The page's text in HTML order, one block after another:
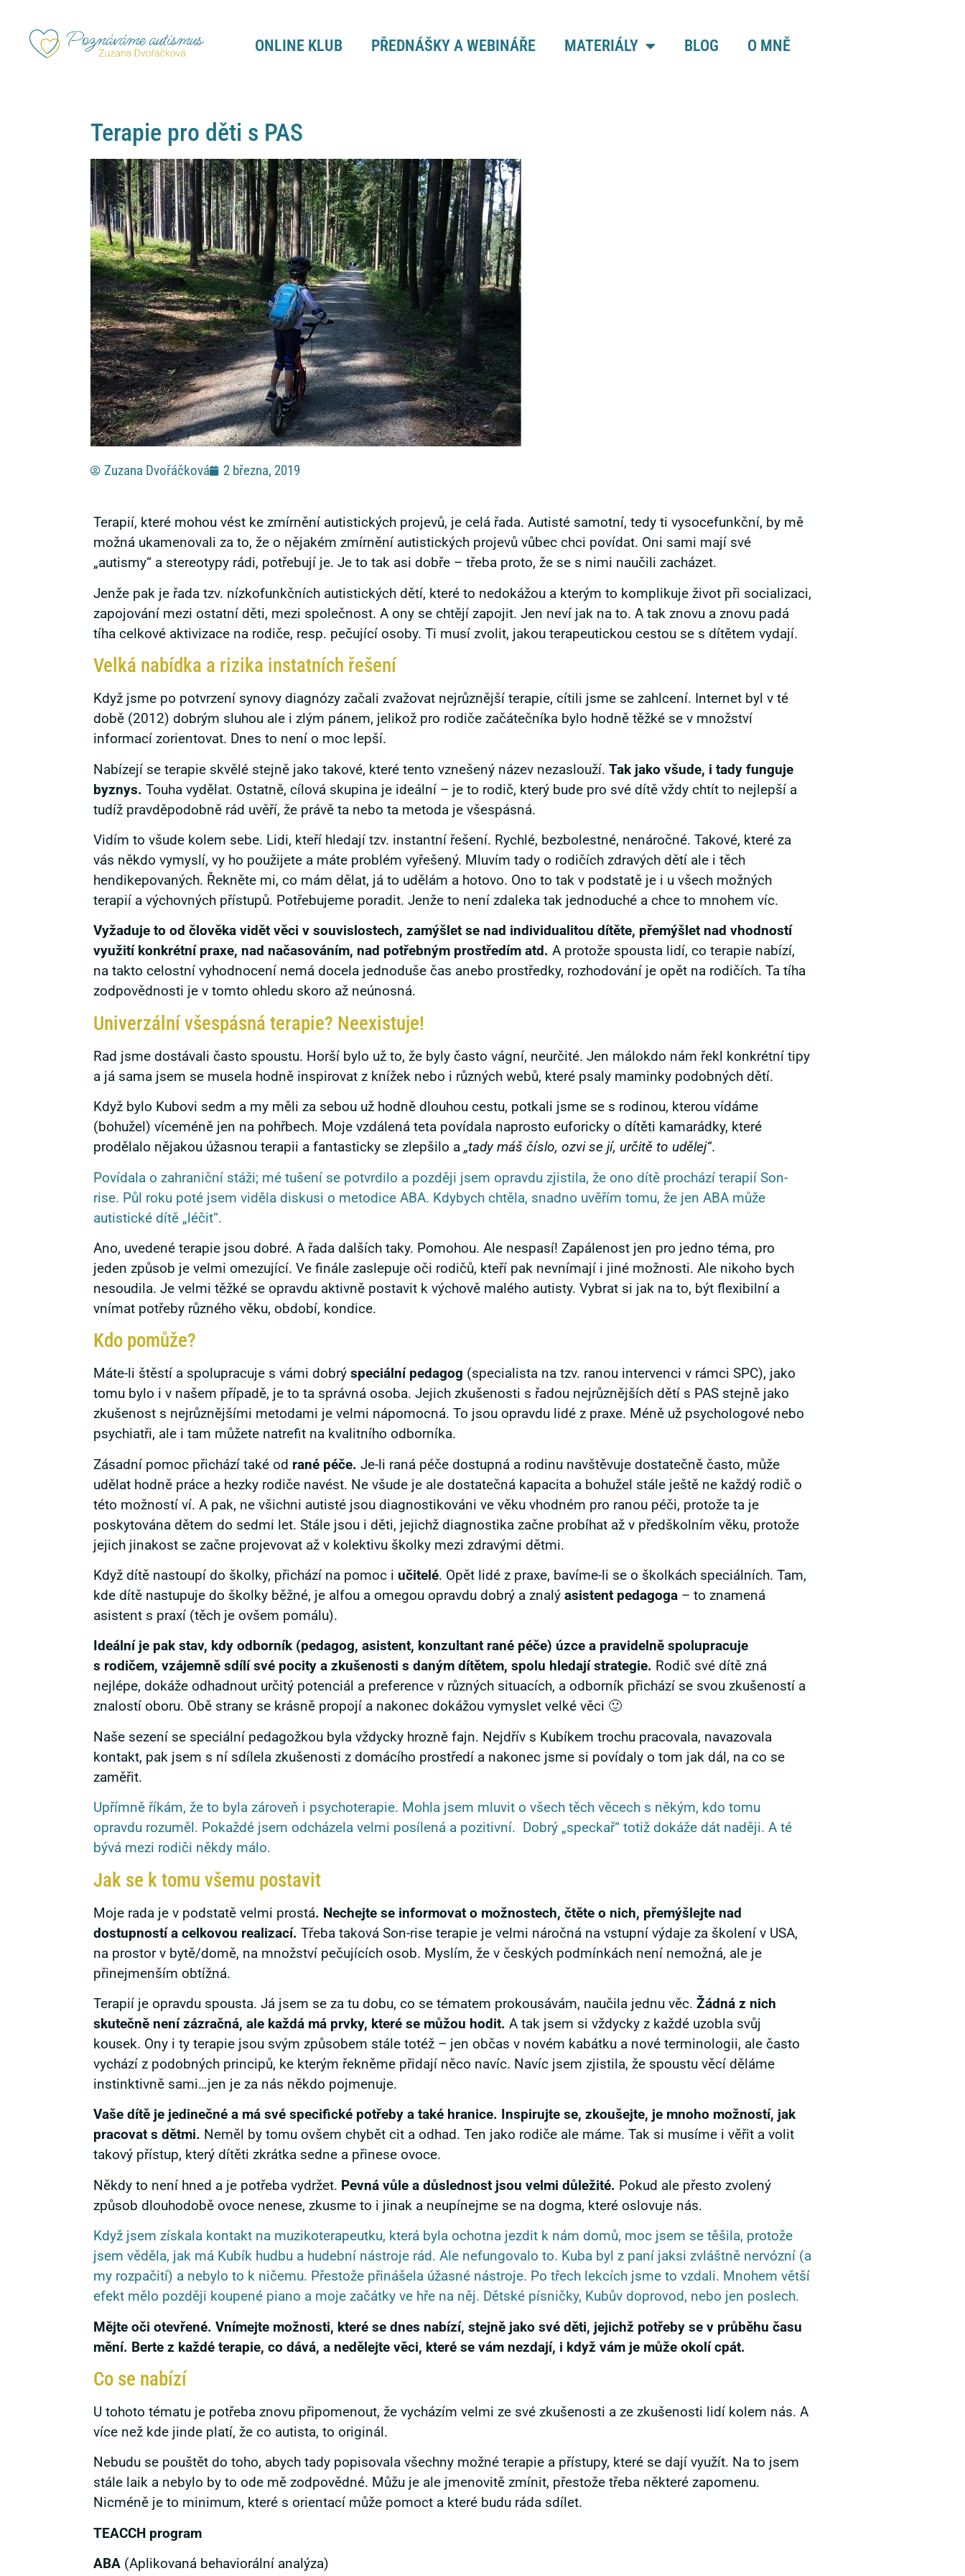
ONLINE KLUB PŘEDNÁŠKY A WEBINÁŘE MATERIÁLY BLOG O MNĚ
Terapie pro děti s PAS
Zuzana Dvořáčková 2 března, 2019
Terapií, které mohou vést ke zmírnění autistických projevů, je celá řada. Autisté samotní, tedy ti vysocefunkční, by mě
možná ukamenovali za to, že o nějakém zmírnění autistických projevů vůbec chci povídat. Oni sami mají své
„autismy“ a stereotypy rádi, potřebují je. Je to tak asi dobře – třeba proto, že se s nimi naučili zacházet.
Jenže pak je řada tzv. nízkofunkčních autistických dětí, které to nedokážou a kterým to komplikuje život při socializaci,
zapojování mezi ostatní děti, mezi společnost. A ony se chtějí zapojit. Jen neví jak na to. A tak znovu a znovu padá
tíha celkové aktivizace na rodiče, resp. pečující osoby. Ti musí zvolit, jakou terapeutickou cestou se s dítětem vydají.
Velká nabídka a rizika instatních řešení
Když jsme po potvrzení synovy diagnózy začali zvažovat nejrůznější terapie, cítili jsme se zahlcení. Internet byl v té
době (2012) dobrým sluhou ale i zlým pánem, jelikož pro rodiče začátečníka bylo hodně těžké se v množství
informací zorientovat. Dnes to není o moc lepší.
Nabízejí se terapie skvělé stejně jako takové, které tento vznešený název nezaslouží. Tak jako všude, i tady funguje
byznys. Touha vydělat. Ostatně, cílová skupina je ideální – je to rodič, který bude pro své dítě vždy chtít to nejlepší a
tudíž pravděpodobně rád uvěří, že právě ta nebo ta metoda je všespásná.
Vidím to všude kolem sebe. Lidi, kteří hledají tzv. instantní řešení. Rychlé, bezbolestné, nenáročné. Takové, které za
vás někdo vymyslí, vy ho použijete a máte problém vyřešený. Mluvím tady o rodičích zdravých dětí ale i těch
hendikepovaných. Řekněte mi, co mám dělat, já to udělám a hotovo. Ono to tak v podstatě je i u všech možných
terapií a výchovných přístupů. Potřebujeme poradit. Jenže to není zdaleka tak jednoduché a chce to mnohem víc.
Vyžaduje to od člověka vidět věci v souvislostech, zamýšlet se nad individualitou dítěte, přemýšlet nad vhodností
využití konkrétní praxe, nad načasováním, nad potřebným prostředím atd. A protože spousta lidí, co terapie nabízí,
na takto celostní vyhodnocení nemá docela jednoduše čas anebo prostředky, rozhodování je opět na rodičích. Ta tíha
zodpovědnosti je v tomto ohledu skoro až neúnosná.
Univerzální všespásná terapie? Neexistuje!
Rad jsme dostávali často spoustu. Horší bylo už to, že byly často vágní, neurčité. Jen málokdo nám řekl konkrétní tipy
a já sama jsem se musela hodně inspirovat z knížek nebo i různých webů, které psaly maminky podobných dětí.
Když bylo Kubovi sedm a my měli za sebou už hodně dlouhou cestu, potkali jsme se s rodinou, kterou vídáme
(bohužel) víceméně jen na pohřbech. Moje vzdálená teta povídala naprosto euforicky o dítěti kamarádky, které
prodělalo nějakou úžasnou terapii a fantasticky se zlepšilo a „tady máš číslo, ozvi se jí, určitě to udělej“.
Povídala o zahraniční stáži; mé tušení se potvrdilo a později jsem opravdu zjistila, že ono dítě prochází terapií Son-
rise. Půl roku poté jsem viděla diskusi o metodice ABA. Kdybych chtěla, snadno uvěřím tomu, že jen ABA může
autistické dítě „léčit“.
Ano, uvedené terapie jsou dobré. A řada dalších taky. Pomohou. Ale nespasí! Zapálenost jen pro jedno téma, pro
jeden způsob je velmi omezující. Ve finále zaslepuje oči rodičů, kteří pak nevnímají i jiné možnosti. Ale nikoho bych
nesoudila. Je velmi těžké se opravdu aktivně postavit k výchově malého autisty. Vybrat si jak na to, být flexibilní a
vnímat potřeby různého věku, období, kondice.
Kdo pomůže?
Máte-li štěstí a spolupracuje s vámi dobrý speciální pedagog (specialista na tzv. ranou intervenci v rámci SPC), jako
tomu bylo i v našem případě, je to ta správná osoba. Jejich zkušenosti s řadou nejrůznějších dětí s PAS stejně jako
zkušenost s nejrůznějšími metodami je velmi nápomocná. To jsou opravdu lidé z praxe. Méně už psychologové nebo
psychiatři, ale i tam můžete natrefit na kvalitního odborníka.
Zásadní pomoc přichází také od rané péče. Je-li raná péče dostupná a rodinu navštěvuje dostatečně často, může
udělat hodně práce a hezky rodiče navést. Ne všude je ale dostatečná kapacita a bohužel stále ještě ne každý rodič o
této možností ví. A pak, ne všichni autisté jsou diagnostikováni ve věku vhodném pro ranou péči, protože ta je
poskytována dětem do sedmi let. Stále jsou i děti, jejichž diagnostika začne probíhat až v předškolním věku, protože
jejich jinakost se začne projevovat až v kolektivu školky mezi zdravými dětmi.
Když dítě nastoupí do školky, přichází na pomoc i učitelé. Opět lidé z praxe, bavíme-li se o školkách speciálních. Tam,
kde dítě nastupuje do školky běžné, je alfou a omegou opravdu dobrý a znalý asistent pedagoga – to znamená
asistent s praxí (těch je ovšem pomálu).
Ideální je pak stav, kdy odborník (pedagog, asistent, konzultant rané péče) úzce a pravidelně spolupracuje
s rodičem, vzájemně sdílí své pocity a zkušenosti s daným dítětem, spolu hledají strategie. Rodič své dítě zná
nejlépe, dokáže odhadnout určitý potenciál a preference v různých situacích, a odborník přichází se svou zkušeností a
znalostí oboru. Obě strany se krásně propojí a nakonec dokážou vymyslet velké věci 🙂
Naše sezení se speciální pedagožkou byla vždycky hrozně fajn. Nejdřív s Kubíkem trochu pracovala, navazovala
kontakt, pak jsem s ní sdílela zkušenosti z domácího prostředí a nakonec jsme si povídaly o tom jak dál, na co se
zaměřit.
Upřímně říkám, že to byla zároveň i psychoterapie. Mohla jsem mluvit o všech těch věcech s někým, kdo tomu
opravdu rozuměl. Pokaždé jsem odcházela velmi posílená a pozitivní. Dobrý „speckař“ totiž dokáže dát naději. A té
bývá mezi rodiči někdy málo.
Jak se k tomu všemu postavit
Moje rada je v podstatě velmi prostá. Nechejte se informovat o možnostech, čtěte o nich, přemýšlejte nad
dostupností a celkovou realizací. Třeba taková Son-rise terapie je velmi náročná na vstupní výdaje za školení v USA,
na prostor v bytě/domě, na množství pečujících osob. Myslím, že v českých podmínkách není nemožná, ale je
přinejmenším obtížná.
Terapií je opravdu spousta. Já jsem se za tu dobu, co se tématem prokousávám, naučila jednu věc. Žádná z nich
skutečně není zázračná, ale každá má prvky, které se můžou hodit. A tak jsem si vždycky z každé uzobla svůj
kousek. Ony i ty terapie jsou svým způsobem stále totéž – jen občas v novém kabátku a nové terminologii, ale často
vychází z podobných principů, ke kterým řekněme přidají něco navíc. Navíc jsem zjistila, že spoustu věcí děláme
instinktivně sami…jen je za nás někdo pojmenuje.
Vaše dítě je jedinečné a má své specifické potřeby a také hranice. Inspirujte se, zkoušejte, je mnoho možností, jak
pracovat s dětmi. Neměl by tomu ovšem chybět cit a odhad. Ten jako rodiče ale máme. Tak si musíme i věřit a volit
takový přístup, který dítěti zkrátka sedne a přinese ovoce.
Někdy to není hned a je potřeba vydržet. Pevná vůle a důslednost jsou velmi důležité. Pokud ale přesto zvolený
způsob dlouhodobě ovoce nenese, zkusme to i jinak a neupínejme se na dogma, které oslovuje nás.
Když jsem získala kontakt na muzikoterapeutku, která byla ochotna jezdit k nám domů, moc jsem se těšila, protože
jsem věděla, jak má Kubík hudbu a hudební nástroje rád. Ale nefungovalo to. Kuba byl z paní jaksi zvláštně nervózní (a
my rozpačití) a nebylo to k ničemu. Přestože přinášela úžasné nástroje. Po třech lekcích jsme to vzdali. Mnohem větší
efekt mělo později koupené piano a moje začátky ve hře na něj. Dětské písničky, Kubův doprovod, nebo jen poslech.
Mějte oči otevřené. Vnímejte možnosti, které se dnes nabízí, stejně jako své děti, jejichž potřeby se v průběhu času
mění. Berte z každé terapie, co dává, a nedělejte věci, které se vám nezdají, i když vám je může okolí cpát.
Co se nabízí
U tohoto tématu je potřeba znovu připomenout, že vycházím velmi ze své zkušenosti a ze zkušenosti lidí kolem nás. A
více než kde jinde platí, že co autista, to originál.
Nebudu se pouštět do toho, abych tady popisovala všechny možné terapie a přístupy, které se dají využít. Na to jsem
stále laik a nebylo by to ode mě zodpovědné. Můžu je ale jmenovitě zmínit, přestože třeba některé zapomenu.
Nicméně je to minimum, které s orientací může pomoct a které budu ráda sdílet.
TEACCH program
ABA (Aplikovaná behaviorální analýza)